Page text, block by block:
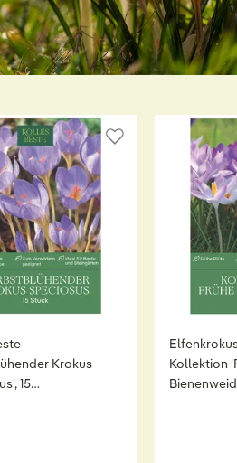
Krokus
15
Kollektion